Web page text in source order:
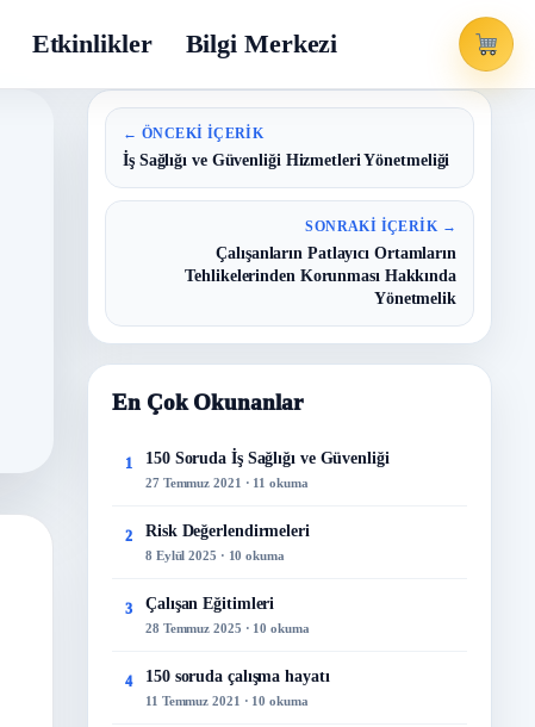
Etkinlikler Bilgi Merkezi
← ÖNCEKI İÇERIK
İş Sağlığı ve Güvenliği Hizmetleri Yönetmeliği
SONRAKI İÇERIK →
Çalışanların Patlayıcı Ortamların
Tehlikelerinden Korunması Hakkında
Yönetmelik
En Çok Okunanlar
1 150 Soruda İş Sağlığı ve Güvenliği
27 Temmuz 2021 · 11 okuma
2 Risk Değerlendirmeleri
8 Eylül 2025 · 10 okuma
3 Çalışan Eğitimleri
28 Temmuz 2025 · 10 okuma
4 150 soruda çalışma hayatı
11 Temmuz 2021 · 10 okuma